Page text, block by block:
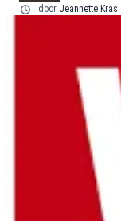
door Jeannette Kras